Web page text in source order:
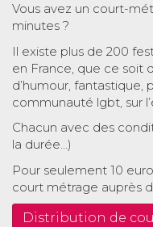
Vous avez un court-
minutes ?
Il existe plus de 200
en France, que ce soit
d’humour, fantastique,
communauté lgbt, sur
Chacun avec des
la durée…)
Pour seulement 10
court métrage auprès
Distribution de